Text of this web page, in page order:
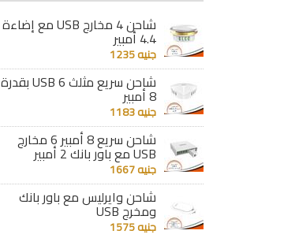
شاحن 4 مخارج USB مع إضاءة
4.4 أمبير
جنيه 1235
شاحن سريع مثلث 6 USB بقدرة
8 أمبير
جنيه 1183
شاحن سريع 8 أمبير 6 مخارج
USB مع باور بانك 2 أمبير
جنيه 1667
شاحن وايرليس مع باور بانك
ومخرج USB
جنيه 1575
SJ20
جنيه 167
قاطع فينوس ديمر 2
فاز 32 أمبير 6 كيلو
SJ20
جنيه 302
تفاصيل